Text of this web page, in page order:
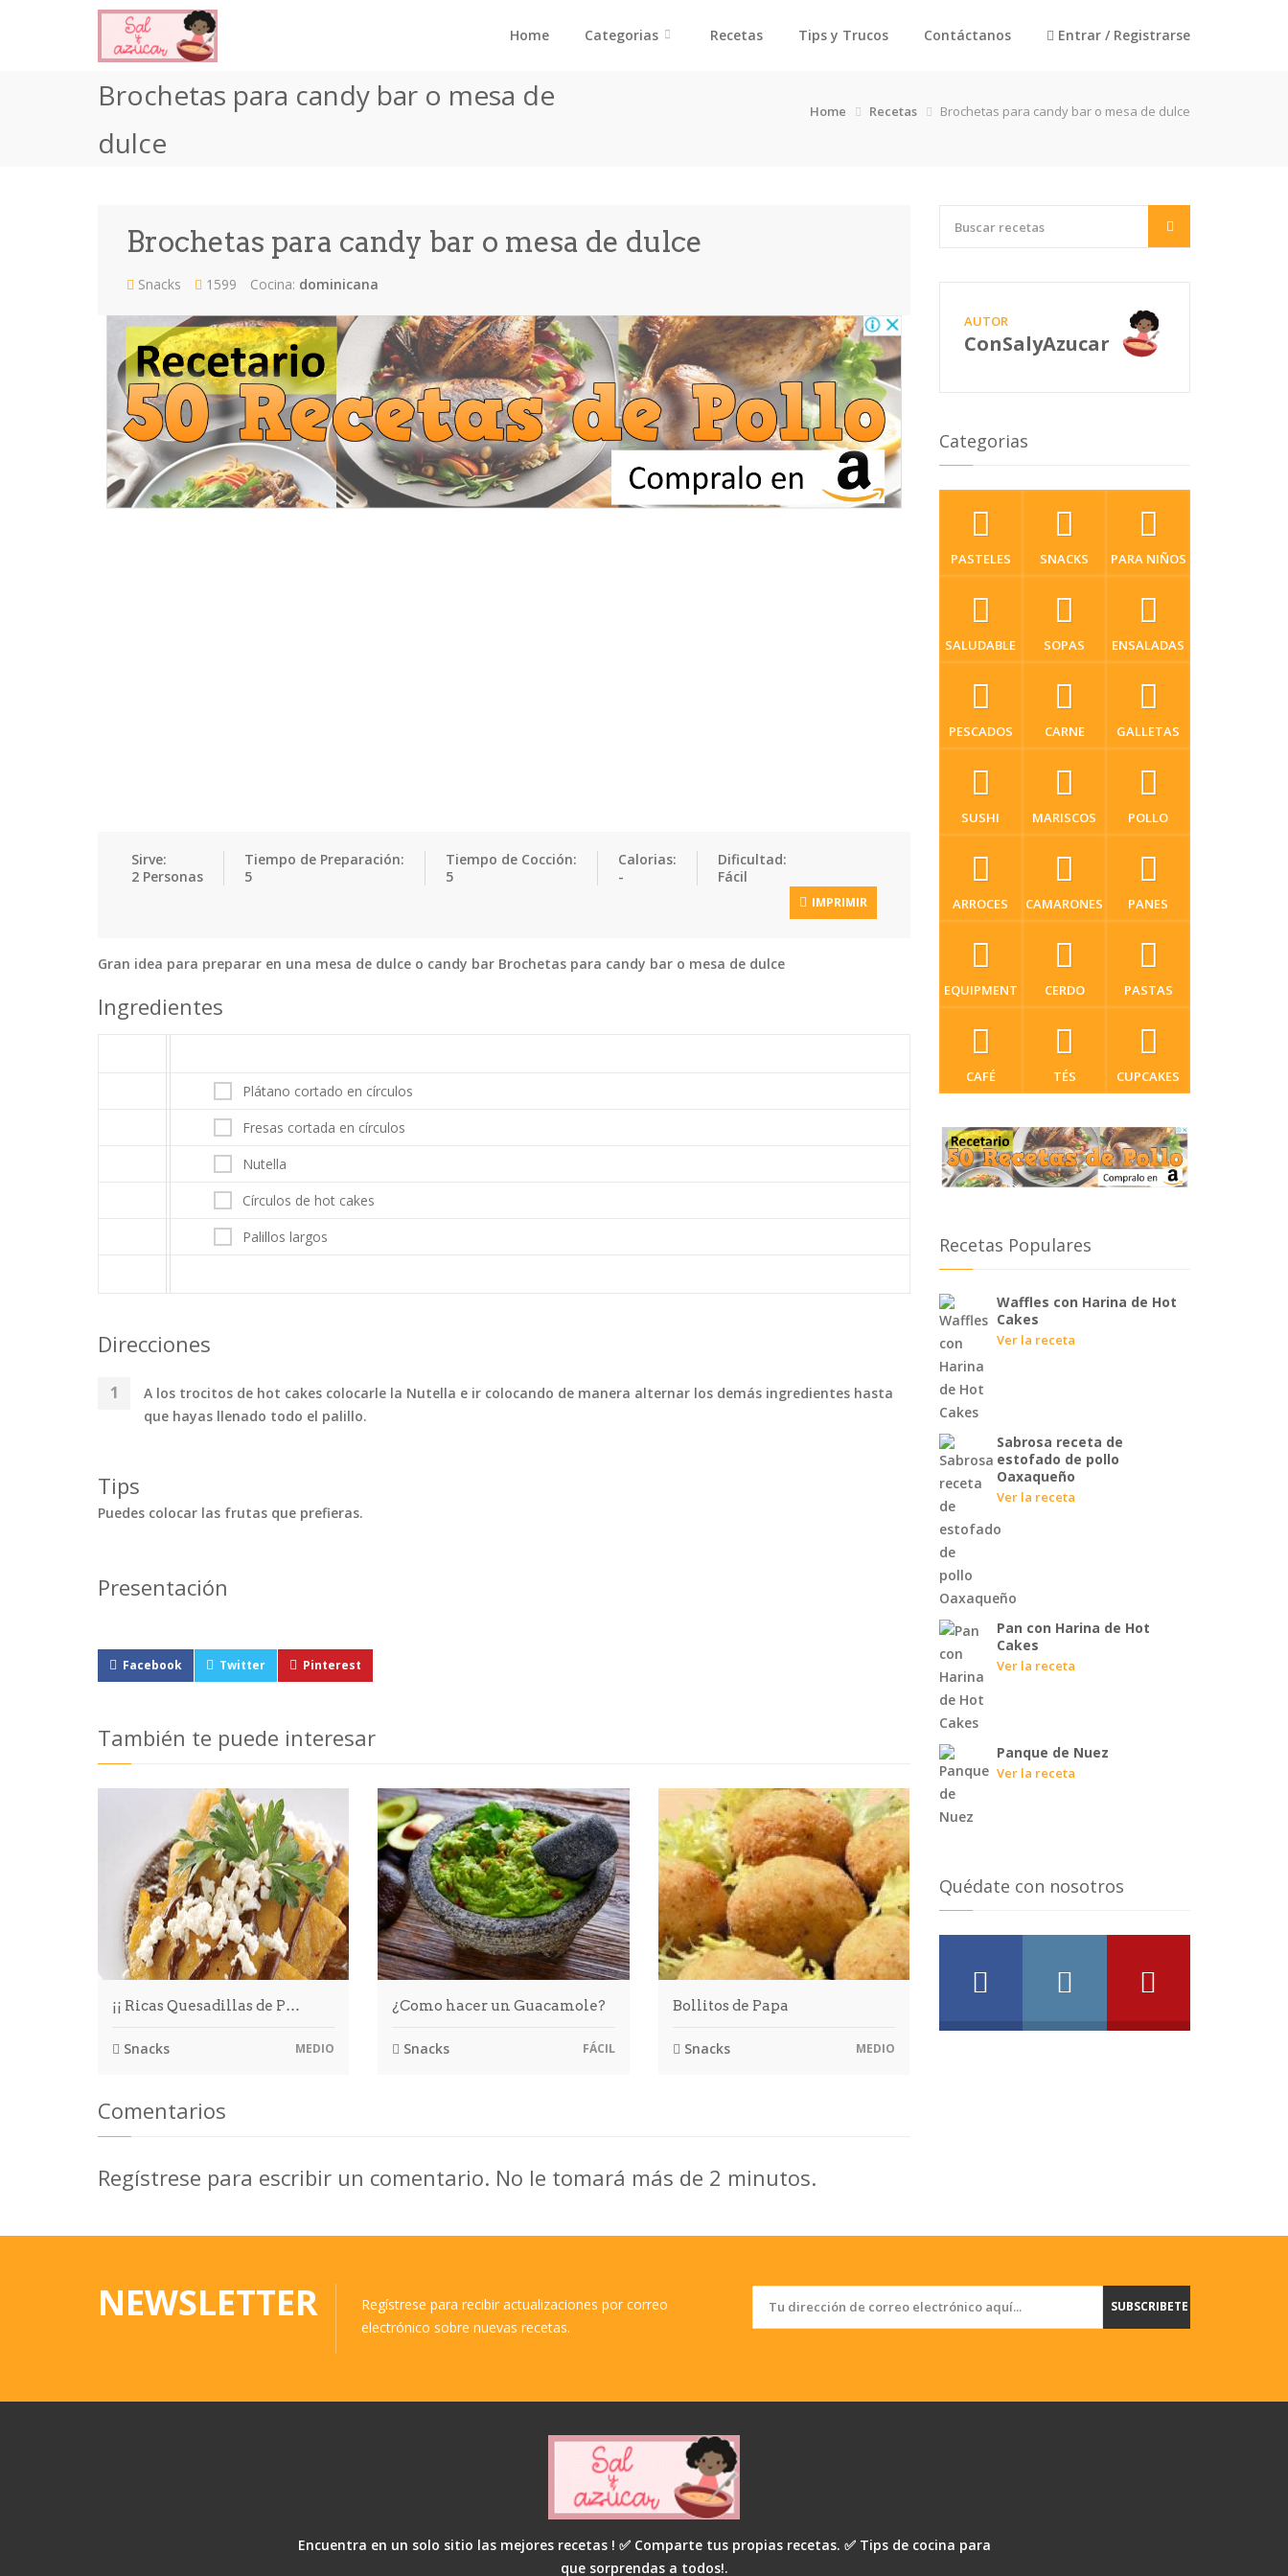
Home Categorias Recetas Tips y Trucos Contáctanos Entrar / Registrarse
Brochetas para candy bar o mesa de
dulce
Home Recetas Brochetas para candy bar o mesa de dulce
Brochetas para candy bar o mesa de dulce
Snacks 1599 Cocina: dominicana
Sirve:
2 Personas
Tiempo de Preparación:
5
Tiempo de Cocción:
5
Calorias:
-
Dificultad:
Fácil
IMPRIMIR
Gran idea para preparar en una mesa de dulce o candy bar Brochetas para candy bar o mesa de dulce
Ingredientes
Plátano cortado en círculos
Fresas cortada en círculos
Nutella
Círculos de hot cakes
Palillos largos
Direcciones
A los trocitos de hot cakes colocarle la Nutella e ir colocando de manera alternar los demás ingredientes hasta
que hayas llenado todo el palillo.
Tips
Puedes colocar las frutas que prefieras.
Presentación
Facebook Twitter Pinterest
También te puede interesar
¡¡ Ricas Quesadillas de P…
Snacks MEDIO
¿Como hacer un Guacamole?
Snacks FÁCIL
Bollitos de Papa
Snacks MEDIO
Comentarios
Regístrese para escribir un comentario. No le tomará más de 2 minutos.
AUTOR
ConSalyAzucar
Categorias
PASTELES SNACKS PARA NIÑOS
SALUDABLE SOPAS ENSALADAS
PESCADOS CARNE GALLETAS
SUSHI MARISCOS POLLO
ARROCES CAMARONES PANES
EQUIPMENT CERDO PASTAS
CAFÉ TÉS CUPCAKES
Recetas Populares
Waffles con Harina de Hot
Cakes
Ver la receta
Sabrosa receta de
estofado de pollo
Oaxaqueño
Ver la receta
Pan con Harina de Hot
Cakes
Ver la receta
Panque de Nuez
Ver la receta
Quédate con nosotros
NEWSLETTER
Regístrese para recibir actualizaciones por correo
electrónico sobre nuevas recetas.
SUBSCRIBETE
Encuentra en un solo sitio las mejores recetas ! ✅ Comparte tus propias recetas. ✅ Tips de cocina para
que sorprendas a todos!.